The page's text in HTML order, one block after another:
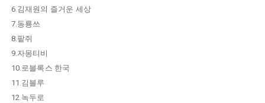
6.김재원의 즐거운 세상
7.동룡쓰
8.팥쥐
9.자몽티비
10.로블록스 한국
11.김블루
12.녹두로